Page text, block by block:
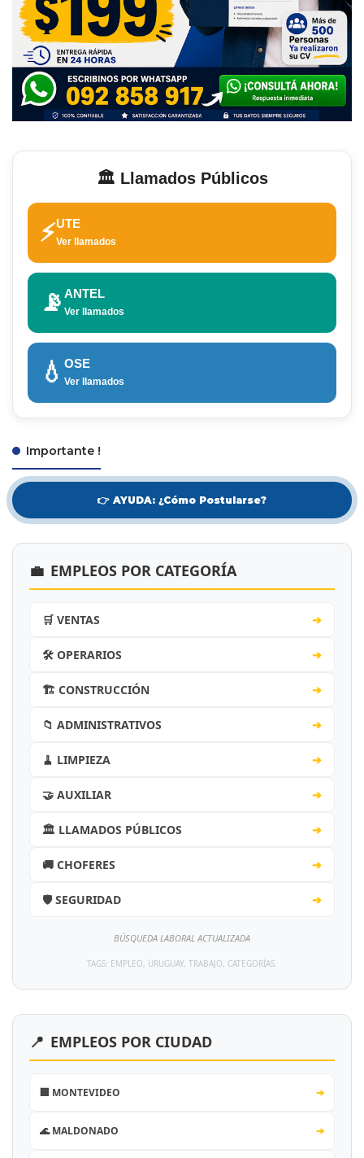
🏛️ Llamados Públicos
⚡UTE
Ver llamados
📡 ANTEL
Ver llamados
💧 OSE
Ver llamados
Importante !
👉 AYUDA: ¿Cómo Postularse?
💼 EMPLEOS POR CATEGORÍA
🛒 VENTAS ➔
🛠️ OPERARIOS ➔
🏗️ CONSTRUCCIÓN ➔
📁 ADMINISTRATIVOS ➔
🧹 LIMPIEZA ➔
🤝 AUXILIAR ➔
🏛️ LLAMADOS PÚBLICOS ➔
🚚 CHOFERES ➔
🛡️ SEGURIDAD ➔
BÚSQUEDA LABORAL ACTUALIZADA
TAGS: EMPLEO, URUGUAY, TRABAJO, CATEGORÍAS.
📍 EMPLEOS POR CIUDAD
🏢 MONTEVIDEO ➔
🌊 MALDONADO ➔